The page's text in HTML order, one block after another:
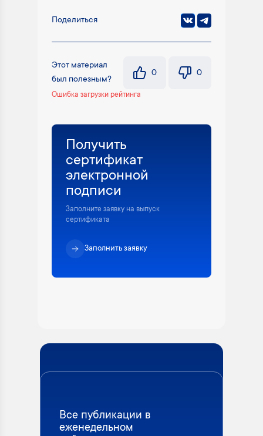
Поделиться
Этот материал
был полезным?
0 0
Ошибка загрузки рейтинга
Получить
сертификат
электронной
подписи
Заполните заявку на выпуск
сертификата
Заполнить заявку
Все публикации в
еженедельном